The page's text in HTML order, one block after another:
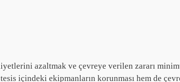
azaltmak ve çevreye verilen zararı
içindeki ekipmanların korunması hem de